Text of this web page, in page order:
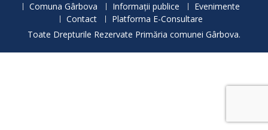
Comuna Gârbova
Informații publice
Evenimente
Contact
Platforma E-Consultare
Toate Drepturile Rezervate Primăria comunei Gârbova.